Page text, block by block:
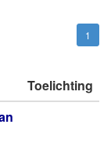
1
Toelichting